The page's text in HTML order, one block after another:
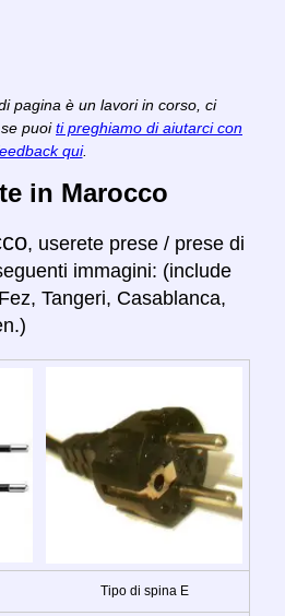
pagina è un lavori in corso, ci
puoi ti preghiamo di aiutarci con
qui.
in Marocco
, userete prese / prese di
immagini: (include
Tangeri, Casablanca,
Tipo di spina E